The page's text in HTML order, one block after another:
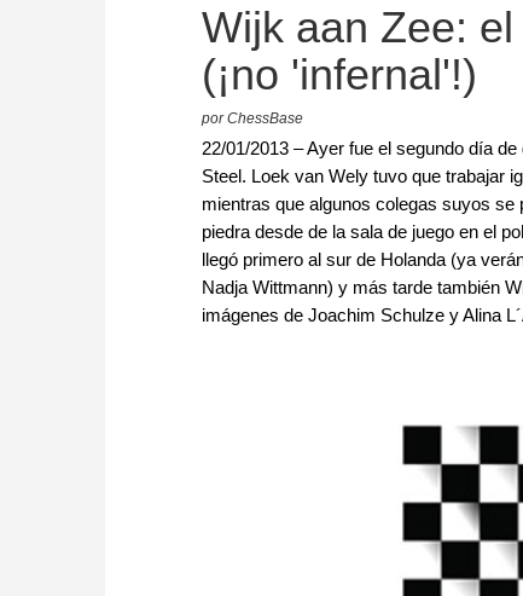
Wijk aan Zee:
(¡no 'infernal'!)
por ChessBase
22/01/2013 – Ayer fue el segundo día
Steel. Loek van Wely tuvo que trabajar
mientras que algunos colegas suyos
piedra desde de la sala de juego en el
llegó primero al sur de Holanda (ya
Nadja Wittmann) y más tarde también
imágenes de Joachim Schulze y Alina